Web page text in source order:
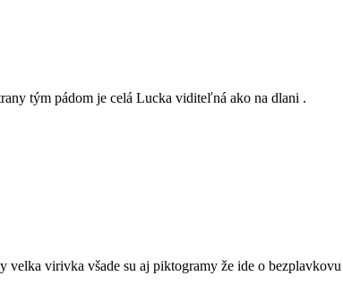
tým pádom je celá Lucka viditeľná ako na dlani .
velka virivka všade su aj piktogramy že ide o